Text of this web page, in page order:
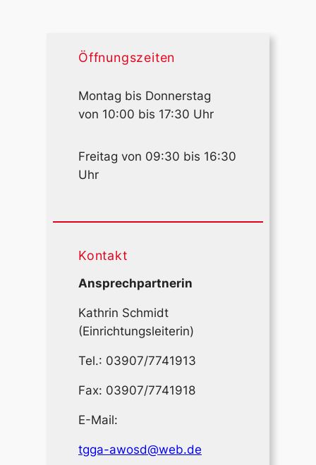
Öffnungszeiten
Montag bis Donnerstag
von 10:00 bis 17:30 Uhr
Freitag von 09:30 bis 16:30
Uhr
Kontakt
Ansprechpartnerin
Kathrin Schmidt
(Einrichtungsleiterin)
Tel.: 03907/7741913
Fax: 03907/7741918
E-Mail:
tgga-awosd@web.de